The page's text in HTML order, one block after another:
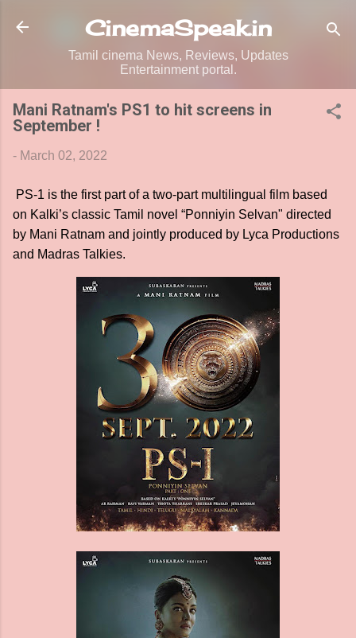
Skip to main content
CinemaSpeak.in
Tamil cinema News, Reviews, Updates
Entertainment portal.
Mani Ratnam's PS1 to hit screens in
September !
- March 02, 2022
PS-1 is the first part of a two-part multilingual film based
on Kalki’s classic Tamil novel “Ponniyin Selvan" directed
by Mani Ratnam and jointly produced by Lyca Productions
and Madras Talkies.